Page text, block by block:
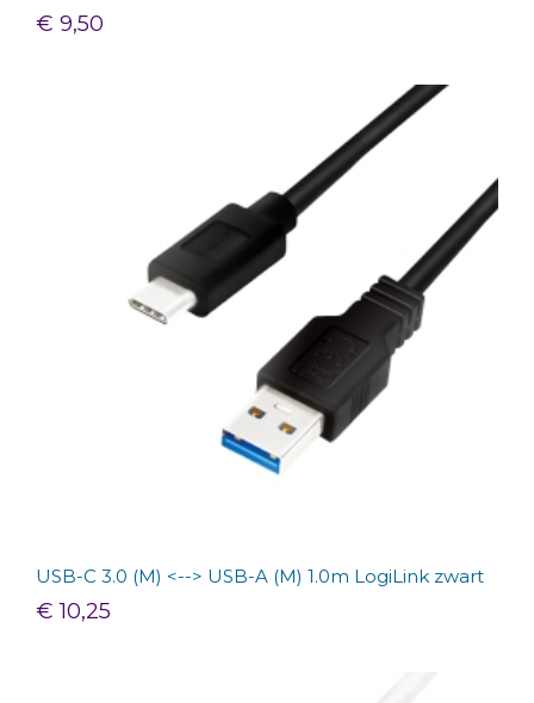
€ 9,50
USB-C 3.0 (M) <--> USB-A (M) 1.0m LogiLink zwart
€ 10,25